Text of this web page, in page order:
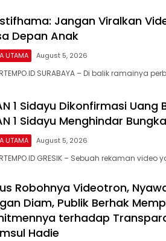
Jangan Viralkan
Depan Anak
UTAMA August 5, 2026
SURABAYA – Di balik ramainya
1 Sidayu Dikonfirmasi Uang
1 Sidayu Menghindar
UTAMA August 5, 2026
GRESIK – Sebuah rekaman video
Robohnya Videotron,
Diam, Publik Berhak
terhadap
Hadie